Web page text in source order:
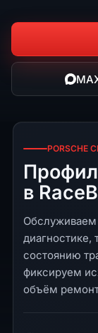
PORSCHE
в
состоянию
фиксируем
объём